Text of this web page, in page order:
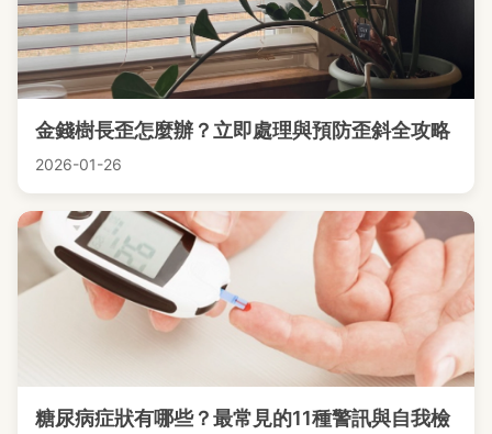
金錢樹長歪怎麼辦？立即處理與預防歪斜全攻略
2026-01-26
糖尿病症狀有哪些？最常見的11種警訊與自我檢